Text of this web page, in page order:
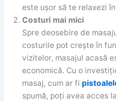
este ușor să te relaxezi
Costuri mai mici
Spre deosebire de
costurile pot crește în
vizitelor, masajul acasă
economică. Cu o
masaj, cum ar fi
spumă, poți avea acces